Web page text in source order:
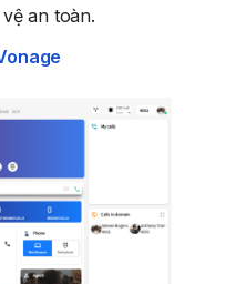
an toàn.